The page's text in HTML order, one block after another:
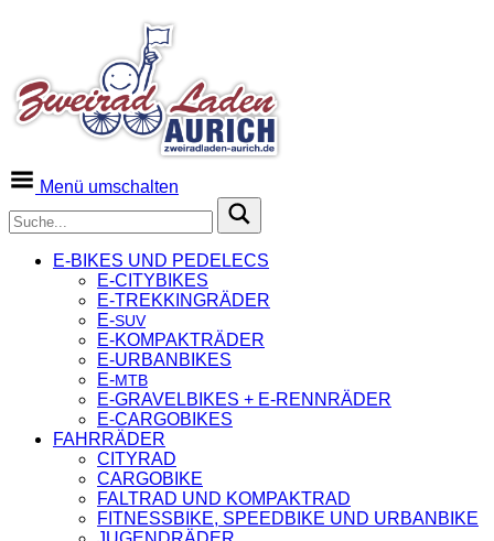
Menü umschalten
E‑BIKES UND PEDELECS
E‑CITYBIKES
E‑TREKKINGRÄDER
E‑SUV
E‑KOMPAKTRÄDER
E‑URBANBIKES
E‑MTB
E‑GRAVELBIKES + E‑RENNRÄDER
E‑CARGOBIKES
FAHRRÄDER
CITYRAD
CARGOBIKE
FALTRAD UND KOMPAKTRAD
FITNESSBIKE, SPEEDBIKE UND URBANBIKE